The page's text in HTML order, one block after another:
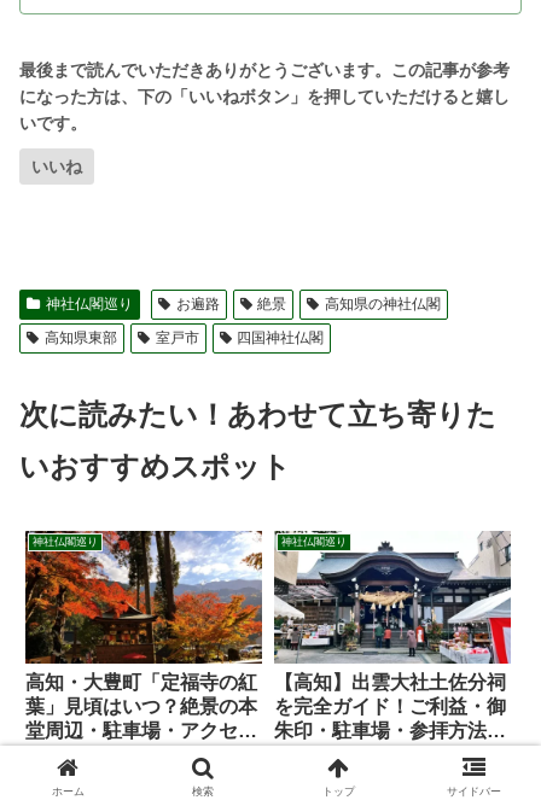
いいね
神社仏閣巡り お遍路 絶景
高知県の神社仏閣
高知県東部
室戸市 四国神社仏閣
次に読みたい！あわせて立ち寄りた
いおすすめスポット
神社仏閣巡り
高知・大豊町「定福寺の紅
葉」見頃はいつ？絶景の本
堂周辺・駐車場・アクセス
を紹介
高知県大豊町「定福寺」の紅葉を
徹底取材！見頃時期や本堂周辺の
絶景ポイント、珍しい「笑い地
神社仏閣巡り
【高知】出雲大社土佐分祠
を完全ガイド！ご利益・御
朱印・駐車場・参拝方法・
見どころを紹介
高知県高知市にある「出雲大社土
佐分祠」を徹底ガイド！縁結びの
神様として有名な島根・出雲大社
ホーム 検索 トップ サイドバー